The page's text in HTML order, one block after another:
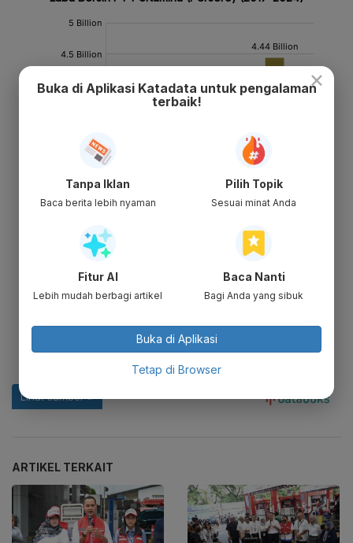
ARTIKEL TERKAIT
×
Buka di Aplikasi Katadata untuk pengalaman
terbaik!
Tanpa Iklan
Baca berita lebih nyaman
Pilih Topik
Sesuai minat Anda
Fitur AI
Lebih mudah berbagi artikel
Baca Nanti
Bagi Anda yang sibuk
Buka di Aplikasi
Tetap di Browser